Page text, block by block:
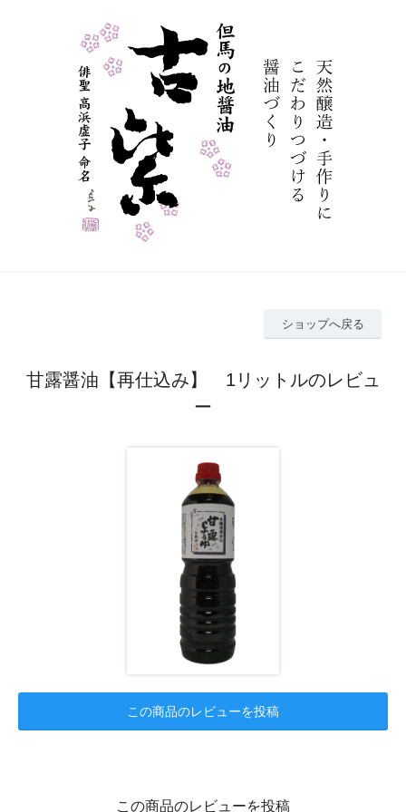
ショップへ戻る
甘露醤油【再仕込み】 1リットルのレビュ
ー
この商品のレビューを投稿
この商品のレビューを投稿